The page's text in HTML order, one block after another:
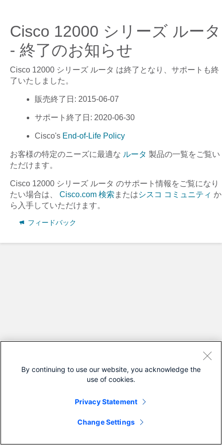
Cisco 12000 シリーズ ルータ
- 終了のお知らせ
Cisco 12000 シリーズ ルータ は終了となり、サポートも終
了いたしました。
販売終了日 : 2015-06-07
サポート終了日 : 2020-06-30
Cisco's End-of-Life Policy
お客様の特定のニーズに最適な ルータ 製品の一覧をご覧い
ただけます。
Cisco 12000 シリーズ ルータ のサポート情報をご覧になり
たい場合は、 Cisco.com 検索 またはシスコ コミュニティ か
ら入手していただけます。
フィードバック
By continuing to use our website, you acknowledge the
use of cookies.
Privacy Statement
Change Settings